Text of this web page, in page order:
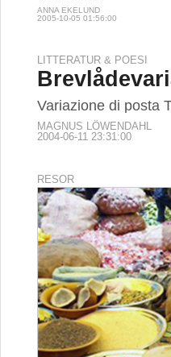
ANNA EKELUND
2005-10-05 01:56:00
LITTERATUR & POESI
Variazione di posta
MAGNUS LÖWENDAHL
2004-06-11 23:31:00
RESOR